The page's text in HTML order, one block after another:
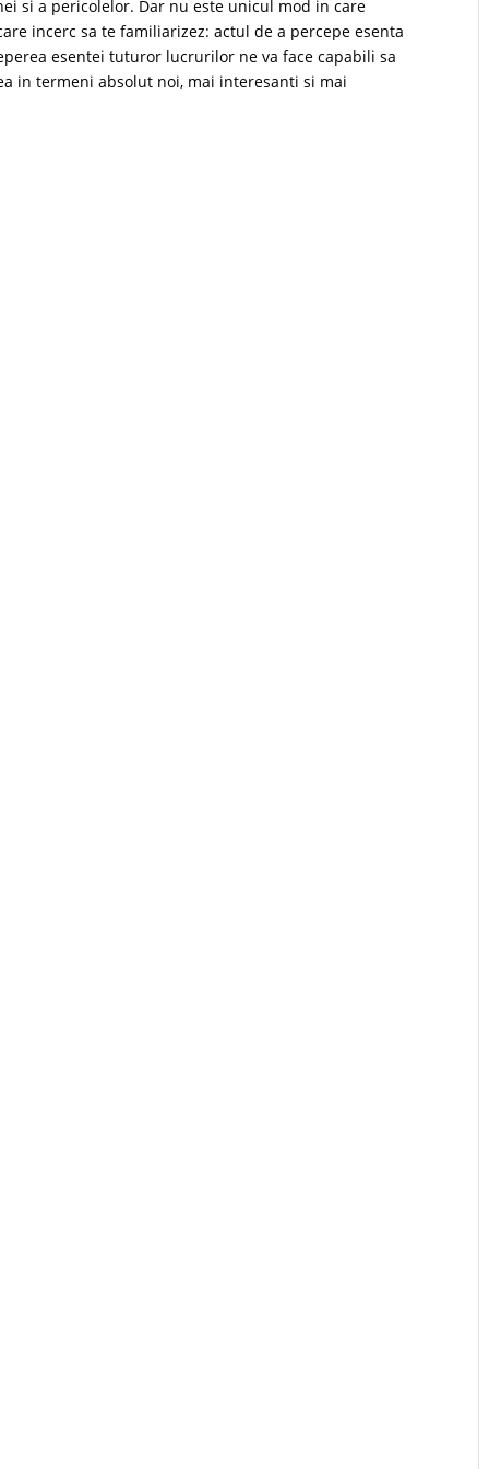
si a pericolelor. Dar nu este unicul mod in care
incerc sa te familiarizez: actul de a percepe esenta
esentei tuturor lucrurilor ne va face capabili sa
in termeni absolut noi, mai interesanti si mai